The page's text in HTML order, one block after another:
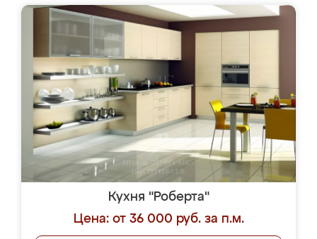
Кухня "Роберта"
Цена: от 36 000 руб. за п.м.